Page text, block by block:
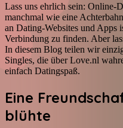
Lass uns ehrlich sein: Online-
manchmal wie eine
an Dating-Websites und Apps
Verbindung zu finden. Aber
In diesem Blog teilen wir
Singles, die über Love.nl
einfach Datingspaß.
Eine
blühte